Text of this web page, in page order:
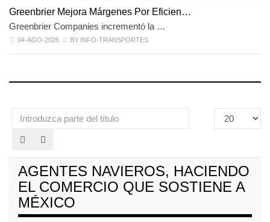
Greenbrier Mejora Márgenes Por Eficien…
Greenbrier Companies incrementó la …
04-AGO-2026 BY INFO-TRANSPORTES
Introduzca
parte
del
Cantidad
a
AGENTES NAVIEROS, HACIENDO
EL COMERCIO QUE SOSTIENE A
MÉXICO